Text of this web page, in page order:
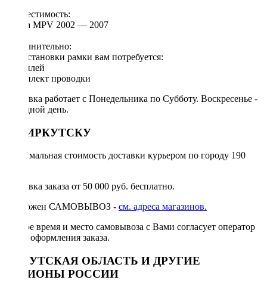
Совместимость:
Mazda MPV 2002 — 2007
Дополнительно:
Для установки рамки вам потребуется:
◦ дисплей
◦ комплект проводки
Доставка работает с Понедельника по Субботу. Воскресенье -
выходной день.
ПО ИРКУТСКУ
Минимальная стоимость доставки курьером по городу 190
Доставка заказа от 50 000 руб. бесплатно.
Возможен САМОВЫВОЗ - см. адреса магазинов.
Точное время и место самовывоза с Вами согласует оператор
после оформления заказа.
ИРКУТСКАЯ ОБЛАСТЬ И ДРУГИЕ
РЕГИОНЫ РОССИИ